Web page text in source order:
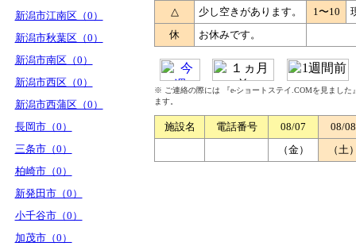
新潟市江南区（0）
新潟市秋葉区（0）
新潟市南区（0）
新潟市西区（0）
新潟市西蒲区（0）
長岡市（0）
三条市（0）
柏崎市（0）
新発田市（0）
小千谷市（0）
加茂市（0）
△
少し空きがあります。 1〜10
休
お休みです。
※ ご連絡の際には 『e-ショートステイ.COMを見まし
ます。
施設名 電話番号 08/07
08/08
（金）
（土